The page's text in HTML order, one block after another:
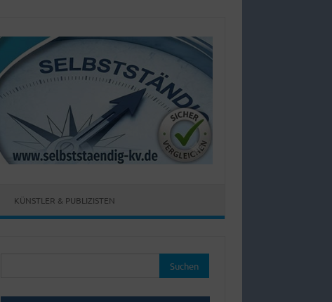
KÜNSTLER & PUBLIZISTEN